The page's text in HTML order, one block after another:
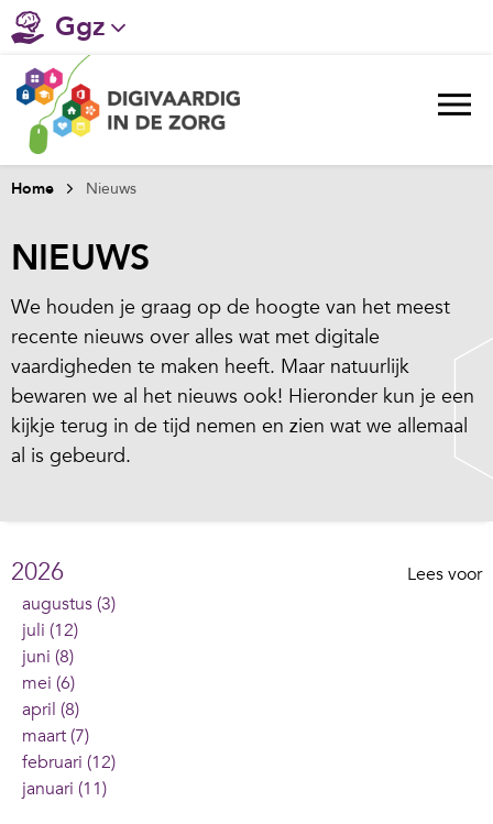
Ggz
Gehandicaptenzorg
Verpleeghuiszorg & Zorg thuis
Ziekenhuizen
Huisartsenzorg
Welzijn / sociaal werk
Home Nieuws
NIEUWS
We houden je graag op de hoogte van het meest
recente nieuws over alles wat met digitale
vaardigheden te maken heeft. Maar natuurlijk
bewaren we al het nieuws ook! Hieronder kun je een
kijkje terug in de tijd nemen en zien wat we allemaal
al is gebeurd.
Lees voor
2026
augustus (3)
juli (12)
juni (8)
mei (6)
april (8)
maart (7)
februari (12)
januari (11)